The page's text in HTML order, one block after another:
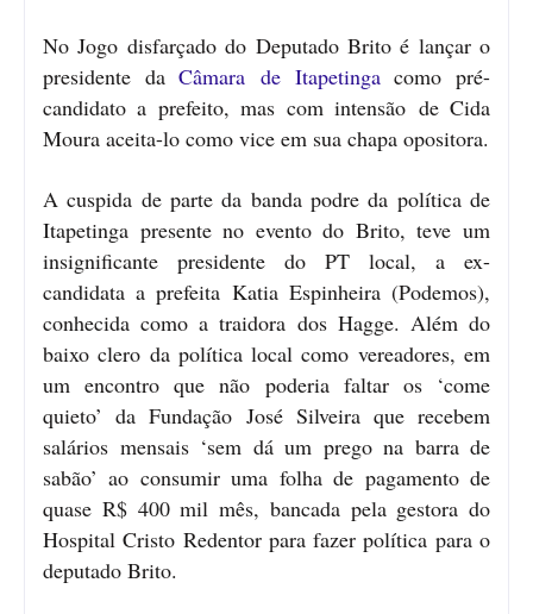
No Jogo disfarçado do Deputado Brito é lançar o
presidente daCâmara de Itapetingacomo pré-
candidato a prefeito, mas com intensão de Cida
Moura aceita-lo como vice em sua chapa opositora.
A cuspida de parte da banda podre da política de
Itapetinga presente no evento do Brito, teve um
insignificante presidente do PT local, a ex-
candidata a prefeita Katia Espinheira (Podemos),
conhecida como a traidora dos Hagge. Além do
baixo clero da política local como vereadores, em
um encontro que não poderia faltar os ‘come
quieto’ da Fundação José Silveira que recebem
salários mensais ‘sem dá um prego na barra de
sabão’ ao consumir uma folha de pagamento de
quase R$ 400 mil mês, bancada pela gestora do
Hospital Cristo Redentor para fazer política para o
deputado Brito.